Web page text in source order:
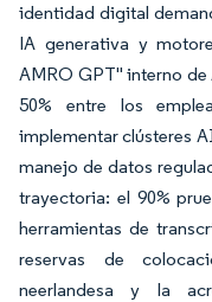
identidad digital
IA generativa y
AMRO GPT" interno
50% entre los
implementar clústeres
manejo de datos
trayectoria: el 90%
herramientas de
reservas de
neerlandesa y la